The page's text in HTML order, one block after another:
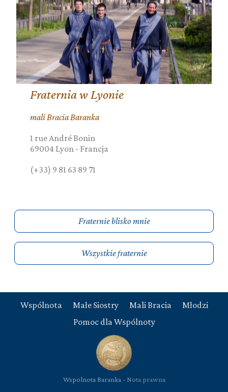
Fraternia w Lyonie
mali Bracia Baranka
1 rue André Bonin
69004 Lyon - Francja
(+33) 9 81 63 89 71
Fraternie blisko mnie
Wszystkie fraternie
Wspólnota Małe Siostry Mali Bracia
Młodzi
Pomoc dla Wspólnoty
Wspolnota Baranka - Nota prawna